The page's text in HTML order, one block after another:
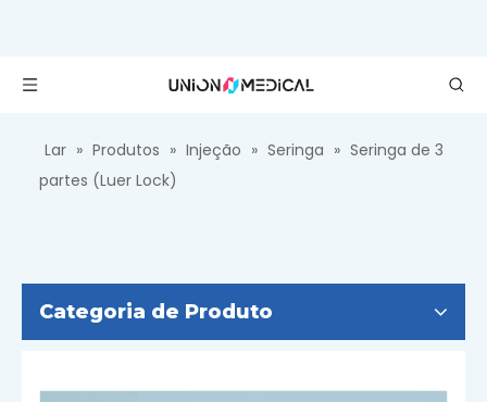
Lar » Produtos » Injeção » Seringa » Seringa de 3
partes (Luer Lock)
Categoria de Produto